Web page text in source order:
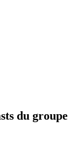
du groupe